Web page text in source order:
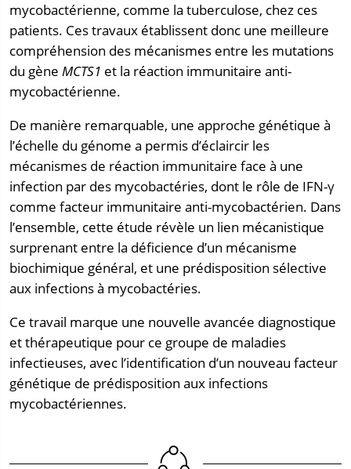
mycobactérienne, comme la tuberculose, chez ces
patients. Ces travaux établissent donc une meilleure
compréhension des mécanismes entre les mutations
du gène MCTS1 et la réaction immunitaire anti-
mycobactérienne.
De manière remarquable, une approche génétique à
l’échelle du génome a permis d’éclaircir les
mécanismes de réaction immunitaire face à une
infection par des mycobactéries, dont le rôle de IFN-γ
comme facteur immunitaire anti-mycobactérien. Dans
l’ensemble, cette étude révèle un lien mécanistique
surprenant entre la déficience d’un mécanisme
biochimique général, et une prédisposition sélective
aux infections à mycobactéries.
Ce travail marque une nouvelle avancée diagnostique
et thérapeutique pour ce groupe de maladies
infectieuses, avec l’identification d’un nouveau facteur
génétique de prédisposition aux infections
mycobactériennes.